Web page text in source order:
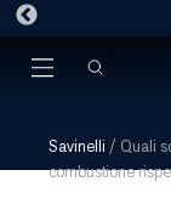
Savinelli / Quali
combustione